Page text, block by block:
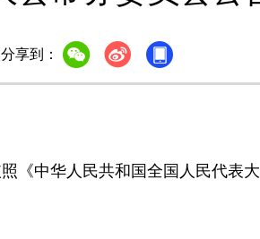
分享到：
中华人民共和国全国人民代表